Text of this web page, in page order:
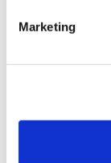
Marketing
SA / PA / 道之驿
中国高速公路